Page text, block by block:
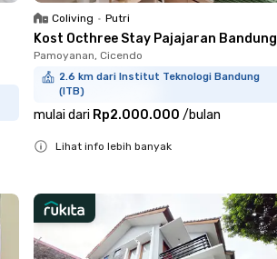
Coliving • Putri
Kost Octhree Stay Pajajaran Bandung
Pamoyanan, Cicendo
2.6 km dari Institut Teknologi Bandung
(ITB)
mulai dari Rp2.000.000 /bulan
Lihat info lebih banyak